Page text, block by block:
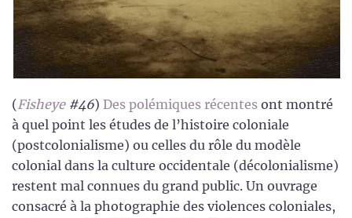
(Fisheye#46) Des polémiques récentes ont montré
à quel point les études de l’histoire coloniale
(postcolonialisme) ou celles du rôle du modèle
colonial dans la culture occidentale (décolonialisme)
restent mal connues du grand public. Un ouvrage
consacré à la photographie des violences coloniales,